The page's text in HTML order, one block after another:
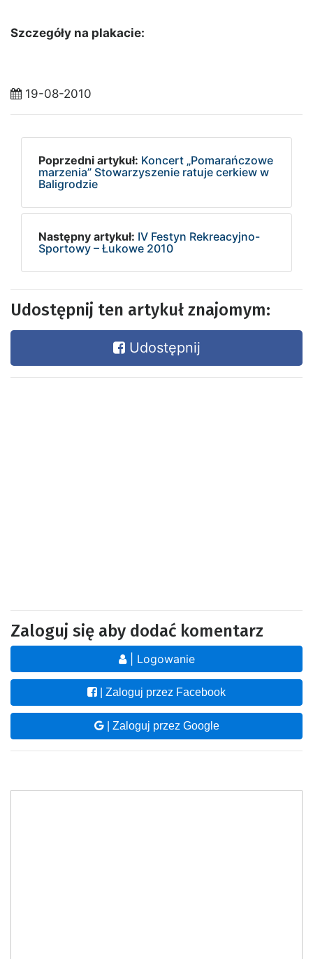
Szczegóły na plakacie:
19-08-2010
Poprzedni artykuł: Koncert „Pomarańczowe
marzenia” Stowarzyszenie ratuje cerkiew w
Baligrodzie
Następny artykuł: IV Festyn Rekreacyjno-
Sportowy – Łukowe 2010
Udostępnij ten artykuł znajomym:
Udostępnij
Zaloguj się aby dodać komentarz
| Logowanie
| Zaloguj przez Facebook
| Zaloguj przez Google